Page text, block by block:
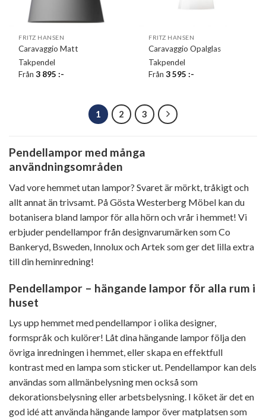
FRITZ HANSEN
Caravaggio Matt
Takpendel
Från3 895:-
FRITZ HANSEN
Caravaggio Opalglas
Takpendel
Från3 595:-
1 2 3
Pendellampor med många
användningsområden
Vad vore hemmet utan lampor? Svaret är mörkt, tråkigt och
allt annat än trivsamt. På Gösta Westerberg Möbel kan du
botanisera bland lampor för alla hörn och vrår i hemmet! Vi
erbjuder pendellampor från designvarumärken som Co
Bankeryd, Bsweden, Innolux och Artek som ger det lilla extra
till din heminredning!
Pendellampor – hängande lampor för alla rum i
huset
Lys upp hemmet med pendellampor i olika designer,
formspråk och kulörer! Låt dina hängande lampor följa den
övriga inredningen i hemmet, eller skapa en effektfull
kontrast med en lampa som sticker ut. Pendellampor kan dels
användas som allmänbelysning men också som
dekorationsbelysning eller arbetsbelysning. I köket är det en
god idé att använda hängande lampor över matplatsen som